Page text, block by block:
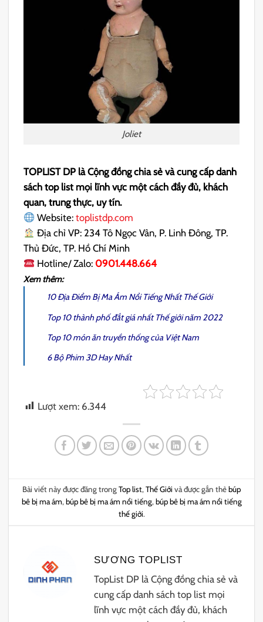
Joliet
TOPLIST DP là Cộng đồng chia sẻ và cung cấp danh
sách top list mọi lĩnh vực một cách đầy đủ, khách
quan, trung thực, uy tín.
Website: toplistdp.com
Địa chỉ VP: 234 Tô Ngọc Vân, P. Linh Đông, TP.
Thủ Đức, TP. Hồ Chí Minh
Hotline/ Zalo: 0901.448.664
Xem thêm:
10 Địa Điểm Bị Ma Ám Nổi Tiếng Nhất Thế Giới
Top 10 thành phố đắt giá nhất Thế giới năm 2022
Top 10 món ăn truyền thống của Việt Nam
6 Bộ Phim 3D Hay Nhất
Lượt xem: 6.344
Bài viết này được đăng trongTop list, Thế Giới và được gắn thẻbúp
bê bị ma ám, búp bê bị ma ám nổi tiếng, búp bê bị ma ám nổi tiếng
thế giới.
SƯƠNG TOPLIST
TopList DP là Cộng đồng chia sẻ và
cung cấp danh sách top list mọi
lĩnh vực một cách đầy đủ, khách